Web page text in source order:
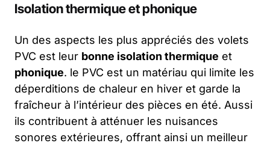
Isolation thermique et phonique
Un des aspects les plus appréciés des volets
PVC est leur bonne isolation thermique et
phonique. le PVC est un matériau qui limite les
déperditions de chaleur en hiver et garde la
fraîcheur à l’intérieur des pièces en été. Aussi
ils contribuent à atténuer les nuisances
sonores extérieures, offrant ainsi un meilleur